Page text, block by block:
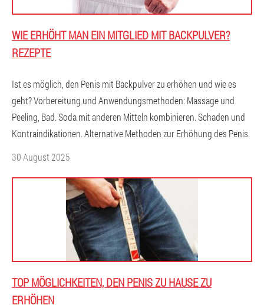
WIE ERHÖHT MAN EIN MITGLIED MIT BACKPULVER?
REZEPTE
Ist es möglich, den Penis mit Backpulver zu erhöhen und wie es
geht? Vorbereitung und Anwendungsmethoden: Massage und
Peeling, Bad. Soda mit anderen Mitteln kombinieren. Schaden und
Kontraindikationen. Alternative Methoden zur Erhöhung des Penis.
30 August 2025
TOP MÖGLICHKEITEN, DEN PENIS ZU HAUSE ZU
ERHÖHEN